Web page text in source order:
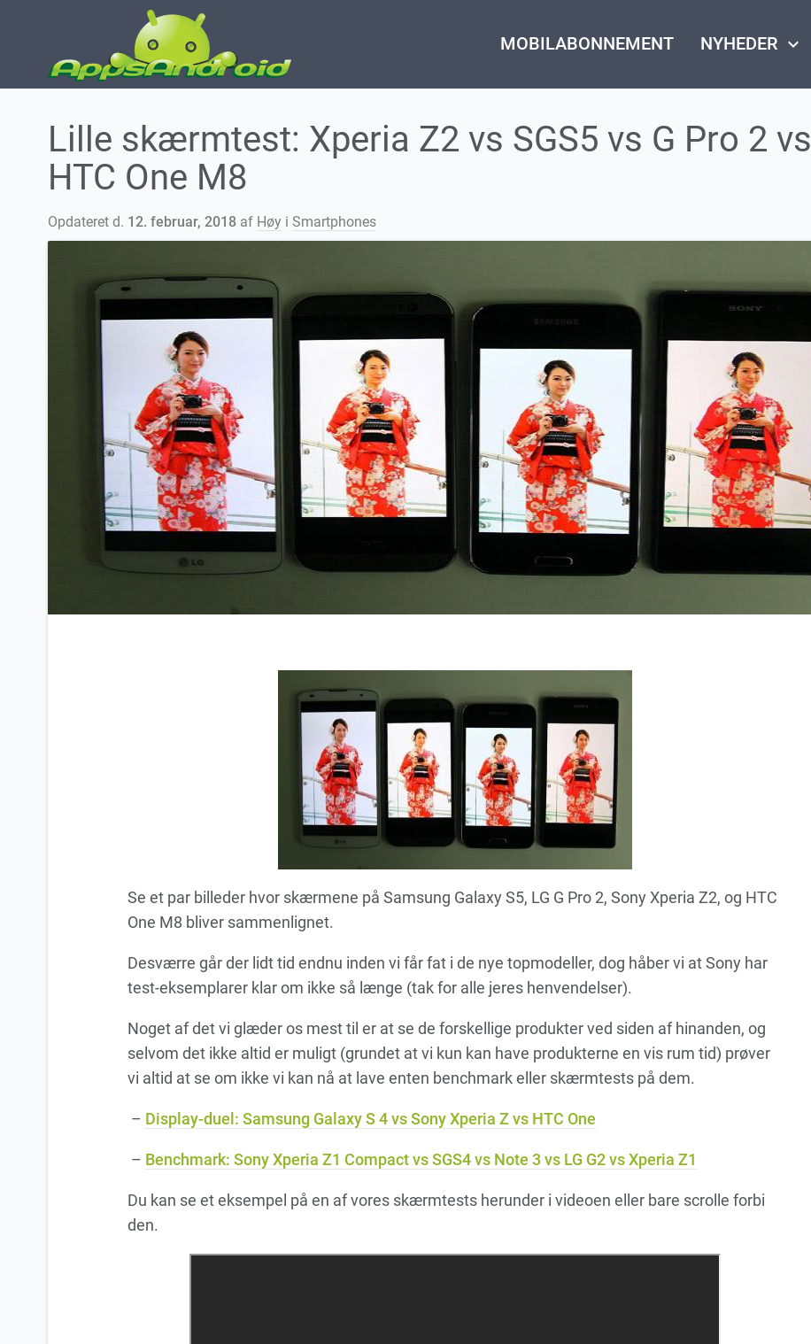
MOBILABONNEMENT NYHEDER keyboard_arrow_down
Lille skærmtest: Xperia Z2 vs SGS5 vs G Pro 2 vs
HTC One M8
Opdateret d. 12. februar, 2018af Høyi Smartphones
Se et par billeder hvor skærmene på Samsung Galaxy S5, LG G Pro 2, Sony Xperia Z2, og HTC
One M8 bliver sammenlignet.
Desværre går der lidt tid endnu inden vi får fat i de nye topmodeller, dog håber vi at Sony har
test-eksemplarer klar om ikke så længe (tak for alle jeres henvendelser).
Noget af det vi glæder os mest til er at se de forskellige produkter ved siden af hinanden, og
selvom det ikke altid er muligt (grundet at vi kun kan have produkterne en vis rum tid) prøver
vi altid at se om ikke vi kan nå at lave enten benchmark eller skærmtests på dem.
– Display-duel: Samsung Galaxy S 4 vs Sony Xperia Z vs HTC One
– Benchmark: Sony Xperia Z1 Compact vs SGS4 vs Note 3 vs LG G2 vs Xperia Z1
Du kan se et eksempel på en af vores skærmtests herunder i videoen eller bare scrolle forbi
den.